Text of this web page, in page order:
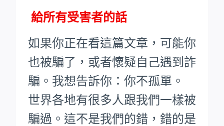
給所有受害者的話
如果你正在看這篇文章，可能你
也被騙了，或者懷疑自己遇到詐
騙。我想告訴你：你不孤單。
世界各地有很多人跟我們一樣被
騙過。這不是我們的錯，錯的是